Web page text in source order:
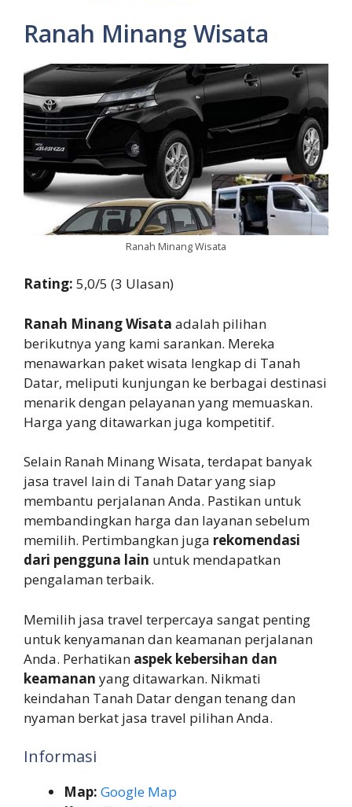
Ranah Minang Wisata
Ranah Minang Wisata
Rating: 5,0/5 (3 Ulasan)
Ranah Minang Wisata adalah pilihan
berikutnya yang kami sarankan. Mereka
menawarkan paket wisata lengkap di Tanah
Datar, meliputi kunjungan ke berbagai destinasi
menarik dengan pelayanan yang memuaskan.
Harga yang ditawarkan juga kompetitif.
Selain Ranah Minang Wisata, terdapat banyak
jasa travel lain di Tanah Datar yang siap
membantu perjalanan Anda. Pastikan untuk
membandingkan harga dan layanan sebelum
memilih. Pertimbangkan juga rekomendasi
dari pengguna lain untuk mendapatkan
pengalaman terbaik.
Memilih jasa travel terpercaya sangat penting
untuk kenyamanan dan keamanan perjalanan
Anda. Perhatikan aspek kebersihan dan
keamanan yang ditawarkan. Nikmati
keindahan Tanah Datar dengan tenang dan
nyaman berkat jasa travel pilihan Anda.
Informasi
Map: Google Map